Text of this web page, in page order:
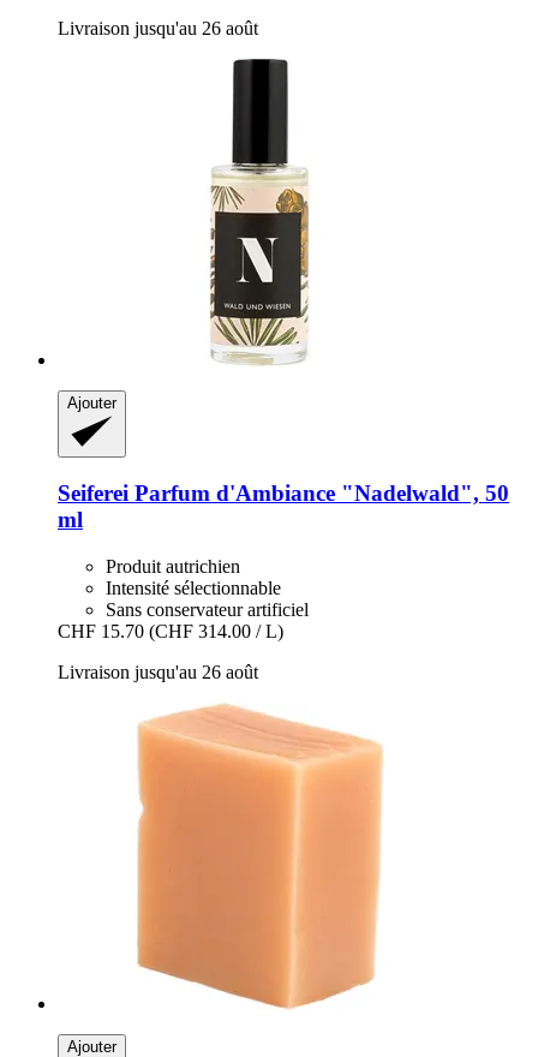
Livraison jusqu'au 26 août
Ajouter
Seiferei Parfum d'Ambiance "Nadelwald", 50
ml
Produit autrichien
Intensité sélectionnable
Sans conservateur artificiel
CHF 15.70 (CHF 314.00 / L)
Livraison jusqu'au 26 août
Ajouter